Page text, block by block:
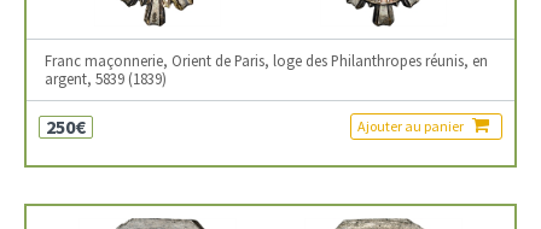
Franc maçonnerie, Orient de Paris, loge des Philanthropes réunis, en
argent, 5839 (1839)
250€ Ajouter au panier